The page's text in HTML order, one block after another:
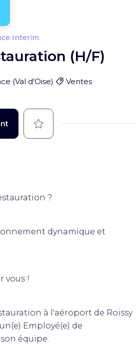
Interim
(H/F)
(Val d'Oise) Ventes
Sauvegarder
?
dynamique et
vous !
à l'aéroport de Roissy
Employé(e) de
équipe.